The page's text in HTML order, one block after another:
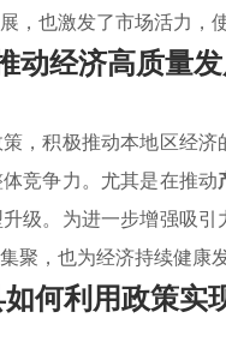
，也激发了市场活力，
动经济高质量
，积极推动本地区经
竞争力。尤其是在推动
级。为进一步增强吸引
聚，也为经济持续健康
何利用政策实